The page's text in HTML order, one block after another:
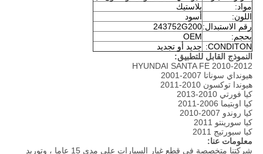
مواد:
بلاستيك
اللون:
أسود
رقم الاستبدال:243752G200
بحجم:
OEM
CONDITON:
جديد أو تجديد
النموذج القابل للتطبيق:
HYUNDAI SANTA FE 2010-2012
هيونداي سوناتا 2007-2001
هيوندا توكسون 2010-2011
كيا فورتي 2010-2013
كيا اوبتيما 2006-2011
كيا روندو 2007-2010
كيا سورينتو 2011
كيا سبورتيج 2011
معلومات عنا:
شركتنا متخصصة في قطع غيار السيارات على مدى 15 عاما ، وتوريد